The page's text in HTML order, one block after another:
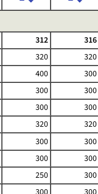
312 316
320 320
400 300
300 300
300 300
320 320
300 300
300 300
250 300